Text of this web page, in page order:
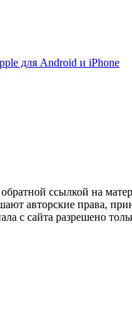
для Android и iPhone
ссылкой на
авторские права,
с сайта разрешено